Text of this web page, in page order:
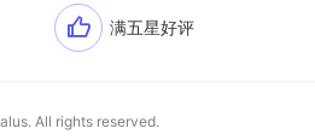
满五星好评
All rights reserved.